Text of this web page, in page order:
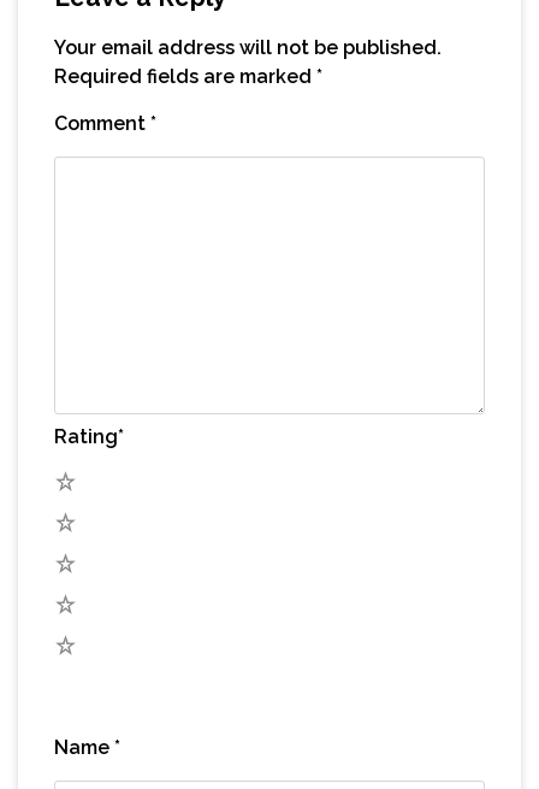
Your email address will not be published.
Required fields are marked *
Comment *
Rating*
Name *